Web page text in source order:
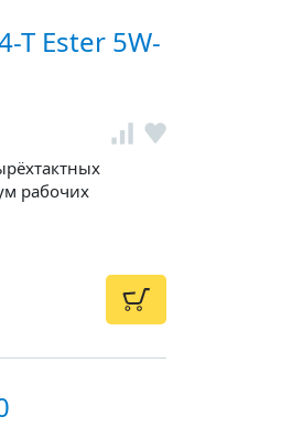
T Ester 5W-
рабочих